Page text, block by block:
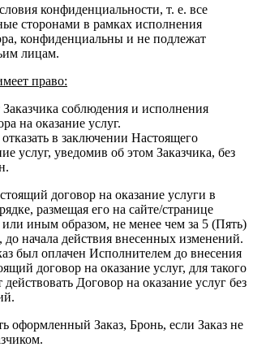
конфиденциальности, т. е. все
сторонами в рамках исполнения
конфиденциальны и не подлежат
лицам.
право:
Заказчика соблюдения и исполнения
на оказание услуг.
в заключении Настоящего
услуг, уведомив об этом Заказчика, без
договор на оказание услуги в
размещая его на сайте/странице
или иным образом, не менее чем за 5 (Пять)
начала действия внесенных изменений.
был оплачен Исполнителем до внесения
договор на оказание услуг, для такого
Договор на оказание услуг без
оформленный Заказ, Бронь, если Заказ не